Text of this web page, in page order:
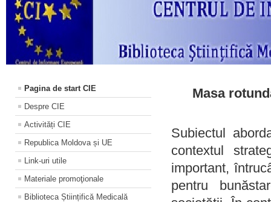
Pagina de start CIE
Despre CIE
Activități CIE
Republica Moldova și UE
Link-uri utile
Materiale promoţionale
Biblioteca Științifică Medicală
Masa
Subiectul
contextul
important,
pentru